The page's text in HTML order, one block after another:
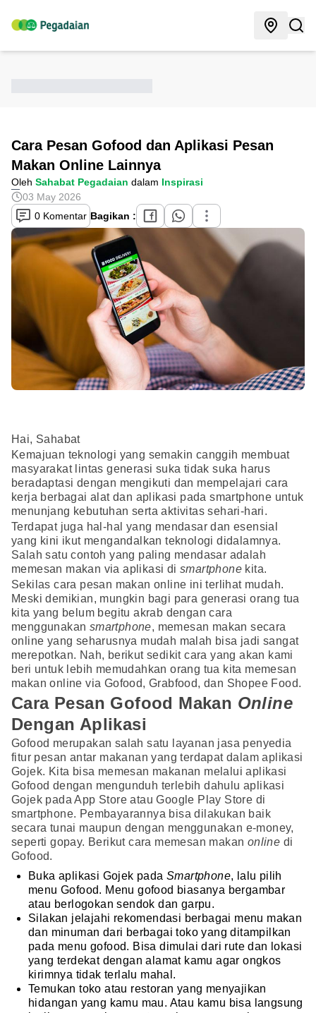
Cara Pesan Gofood dan Aplikasi Pesan
Makan Online Lainnya
Oleh Sahabat Pegadaian dalam Inspirasi
03 May 2026
0 Komentar Bagikan :
Hai, Sahabat
Kemajuan teknologi yang semakin canggih membuat
masyarakat lintas generasi suka tidak suka harus
beradaptasi dengan mengikuti dan mempelajari cara
kerja berbagai alat dan aplikasi pada smartphone untuk
menunjang kebutuhan serta aktivitas sehari-hari.
Terdapat juga hal-hal yang mendasar dan esensial
yang kini ikut mengandalkan teknologi didalamnya.
Salah satu contoh yang paling mendasar adalah
memesan makan via aplikasi di smartphone kita.
Sekilas cara pesan makan online ini terlihat mudah.
Meski demikian, mungkin bagi para generasi orang tua
kita yang belum begitu akrab dengan cara
menggunakan smartphone, memesan makan secara
online yang seharusnya mudah malah bisa jadi sangat
merepotkan. Nah, berikut sedikit cara yang akan kami
beri untuk lebih memudahkan orang tua kita memesan
makan online via Gofood, Grabfood, dan Shopee Food.
Cara Pesan Gofood Makan Online
Dengan Aplikasi
Gofood merupakan salah satu layanan jasa penyedia
fitur pesan antar makanan yang terdapat dalam aplikasi
Gojek. Kita bisa memesan makanan melalui aplikasi
Gofood dengan mengunduh terlebih dahulu aplikasi
Gojek pada App Store atau Google Play Store di
smartphone. Pembayarannya bisa dilakukan baik
secara tunai maupun dengan menggunakan e-money,
seperti gopay. Berikut cara memesan makan online di
Gofood.
Buka aplikasi Gojek pada Smartphone, lalu pilih
menu Gofood. Menu gofood biasanya bergambar
atau berlogokan sendok dan garpu.
Silakan jelajahi rekomendasi berbagai menu makan
dan minuman dari berbagai toko yang ditampilkan
pada menu gofood. Bisa dimulai dari rute dan lokasi
yang terdekat dengan alamat kamu agar ongkos
kirimnya tidak terlalu mahal.
Temukan toko atau restoran yang menyajikan
hidangan yang kamu mau. Atau kamu bisa langsung